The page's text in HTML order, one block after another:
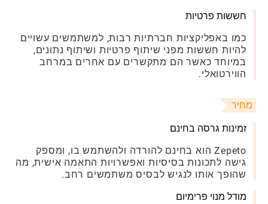
חששות פרטיות
כמו באפליקציות חברתיות רבות, למשתמשים עשויים
להיות חששות מפני שיתוף פרטיות ושיתוף נתונים,
במיוחד כאשר הם מתקשרים עם אחרים במרחב
הווירטואלי.
מחיר
זמינות גרסה בחינם
Zepeto הוא בחינם להורדה ולהשתמש בו, ומספק
גישה לתכונות בסיסיות ואפשרויות התאמה אישית, מה
שהופך אותו לנגיש לבסיס משתמשים רחב.
מודל מנוי פרימיום